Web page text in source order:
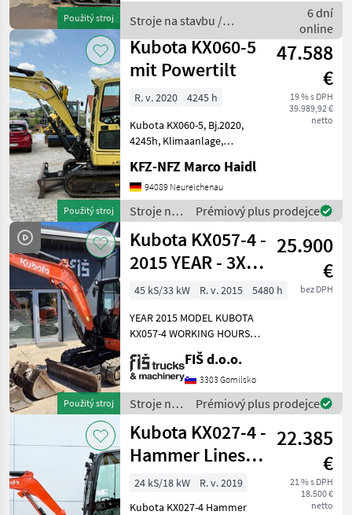
Použitý stroj
Certificate: CE Availa
Stroje na stavbu /
Kubota
6 dní
online
Použitý stroj
Kubota KX060-5
mit Powertilt
47.588
€
19 % s DPH
39.989,92 €
netto
R. v. 2020
4245 h
Kubota KX060-5, Bj.2020,
4245h, Klimaanlage,
Grabenräumlöffel,
Kombihydraulik mit 2x
Proportional-Steuerung
auch günstige Zustellung
möglich Str
KFZ-NFZ Marco Haidl
94089 Neureichenau
Stroje na
stavbu /
Kubota
Prémiový plus prodejce
Použitý stroj
Kubota KX057-4 -
2015 YEAR - 3X
BUCKETS - 5480
25.900
€
bez DPH
45 kS/33 kW R. v. 2015
5480 h
YEAR 2015 MODEL KUBOTA
KX057-4 WORKING HOURS
5480 ENGINE DIESEL
KUBOTA 33.8kw WEIGHT
5545kg QUICK HITCH
TRACKS 40% LIGHTS
CLOSED HEATED CAB FAST
AND SLOW TR
FIŠ d.o.o.
3303 Gomilsko
Stroje na
stavbu /
Kubota
Prémiový plus prodejce
Kubota KX027-4 -
Hammer Lines /
Quick Coupler
22.385
€
21 % s DPH
18.500 €
netto
24 kS/18 kW
R. v. 2019
Kubota KX027-4 Hammer